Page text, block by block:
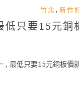
竹北 , 新竹
只要15元銅
, 最低只要15元銅板